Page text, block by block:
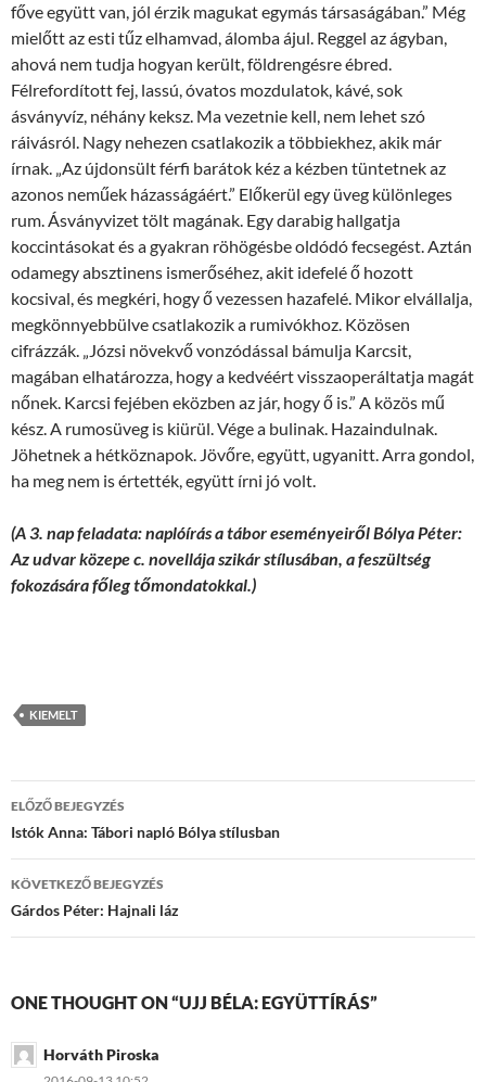
főve együtt van, jól érzik magukat egymás társaságában.” Még
mielőtt az esti tűz elhamvad, álomba ájul. Reggel az ágyban,
ahová nem tudja hogyan került, földrengésre ébred.
Félrefordított fej, lassú, óvatos mozdulatok, kávé, sok
ásványvíz, néhány keksz. Ma vezetnie kell, nem lehet szó
ráivásról. Nagy nehezen csatlakozik a többiekhez, akik már
írnak. „Az újdonsült férfi barátok kéz a kézben tüntetnek az
azonos neműek házasságáért.” Előkerül egy üveg különleges
rum. Ásványvizet tölt magának. Egy darabig hallgatja
koccintásokat és a gyakran röhögésbe oldódó fecsegést. Aztán
odamegy absztinens ismerőséhez, akit idefelé ő hozott
kocsival, és megkéri, hogy ő vezessen hazafelé. Mikor elvállalja,
megkönnyebbülve csatlakozik a rumivókhoz. Közösen
cifrázzák. „Józsi növekvő vonzódással bámulja Karcsit,
magában elhatározza, hogy a kedvéért visszaoperáltatja magát
nőnek. Karcsi fejében eközben az jár, hogy ő is.” A közös mű
kész. A rumosüveg is kiürül. Vége a bulinak. Hazaindulnak.
Jöhetnek a hétköznapok. Jövőre, együtt, ugyanitt. Arra gondol,
ha meg nem is értették, együtt írni jó volt.
(A 3. nap feladata: naplóírás a tábor eseményeiről Bólya Péter:
Az udvar közepe c. novellája szikár stílusában, a feszültség
fokozására főleg tőmondatokkal.)
KIEMELT
Bejegyzések
navigációja
ELŐZŐ BEJEGYZÉS
Istók Anna: Tábori napló Bólya stílusban
KÖVETKEZŐ BEJEGYZÉS
Gárdos Péter: Hajnali láz
ONE THOUGHT ON “UJJ BÉLA: EGYÜTTÍRÁS”
Horváth Piroska